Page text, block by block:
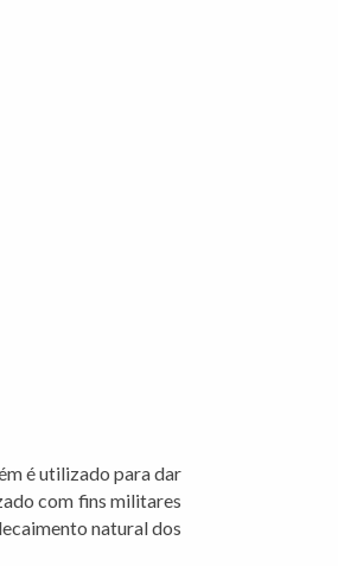
é utilizado para dar
com fins militares
natural dos